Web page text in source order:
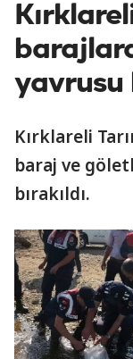
yavrusu
Kırklareli
baraj ve
bırakıldı.